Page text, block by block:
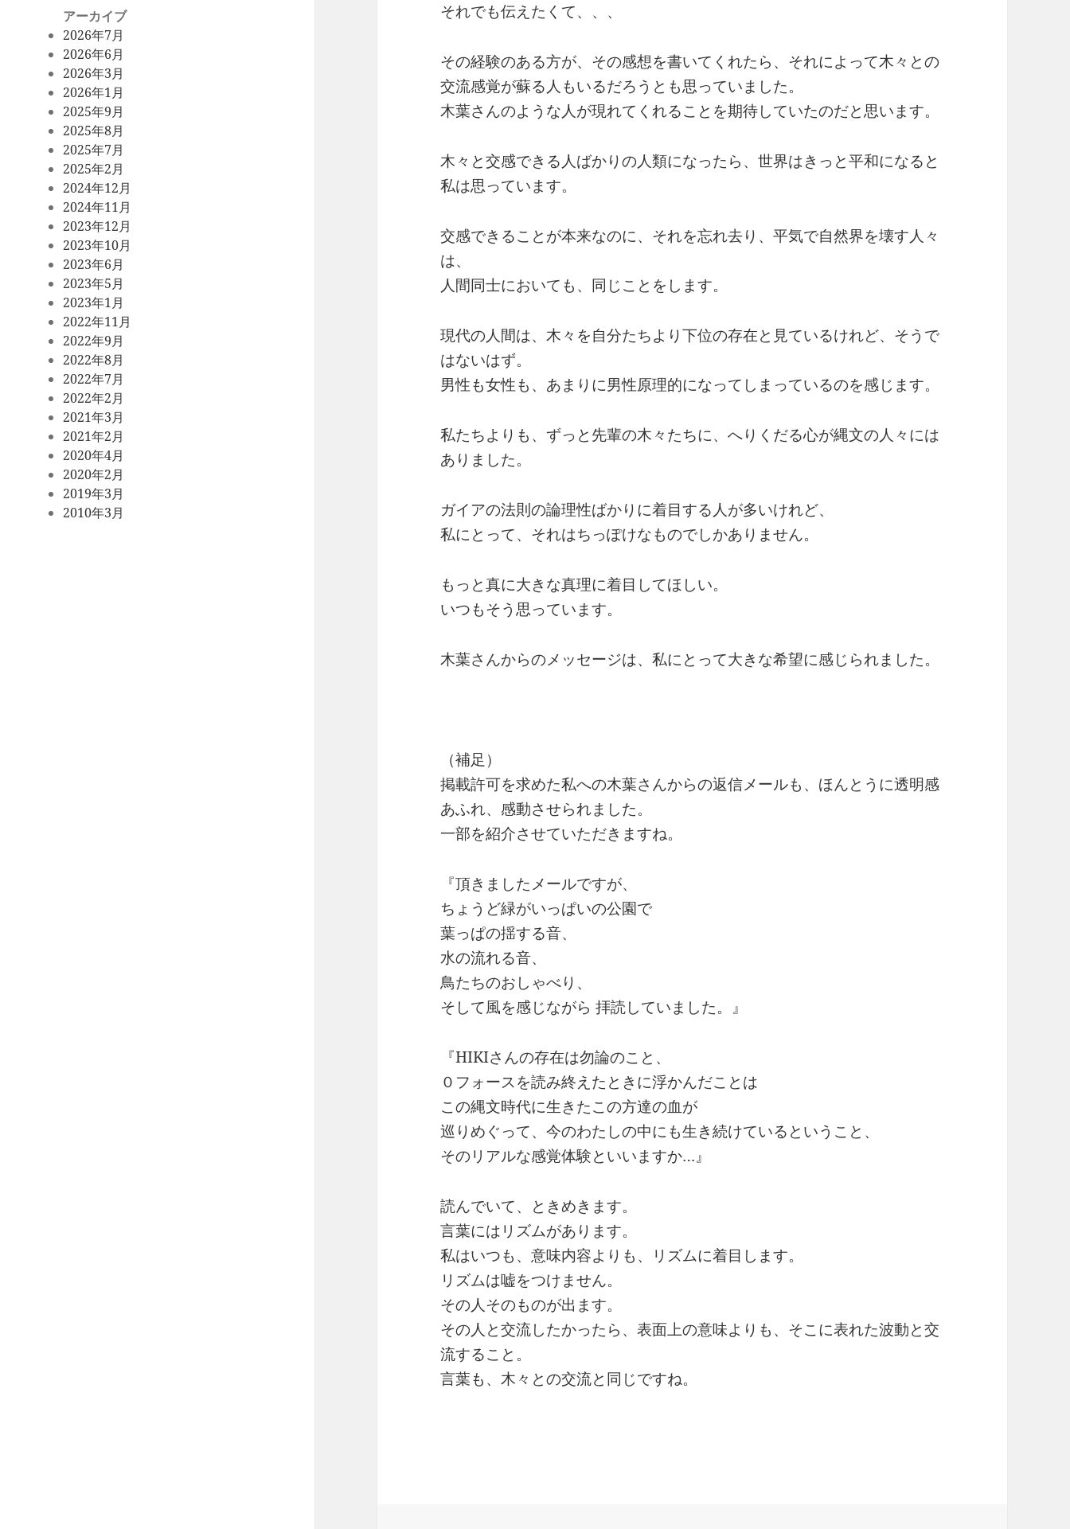
アーカイブ
2026年7月
2026年6月
2026年3月
2026年1月
2025年9月
2025年8月
2025年7月
2025年2月
2024年12月
2024年11月
2023年12月
2023年10月
2023年6月
2023年5月
2023年1月
2022年11月
2022年9月
2022年8月
2022年7月
2022年2月
2021年3月
2021年2月
2020年4月
2020年2月
2019年3月
2010年3月
それでも伝えたくて、、、
その経験のある方が、その感想を書いてくれたら、それによって木々との
交流感覚が蘇る人もいるだろうとも思っていました。
木葉さんのような人が現れてくれることを期待していたのだと思います。
木々と交感できる人ばかりの人類になったら、世界はきっと平和になると
私は思っています。
交感できることが本来なのに、それを忘れ去り、平気で自然界を壊す人々
は、
人間同士においても、同じことをします。
現代の人間は、木々を自分たちより下位の存在と見ているけれど、そうで
はないはず。
男性も女性も、あまりに男性原理的になってしまっているのを感じます。
私たちよりも、ずっと先輩の木々たちに、へりくだる心が縄文の人々には
ありました。
ガイアの法則の論理性ばかりに着目する人が多いけれど、
私にとって、それはちっぽけなものでしかありません。
もっと真に大きな真理に着目してほしい。
いつもそう思っています。
木葉さんからのメッセージは、私にとって大きな希望に感じられました。
（補足）
掲載許可を求めた私への木葉さんからの返信メールも、ほんとうに透明感
あふれ、感動させられました。
一部を紹介させていただきますね。
『頂きましたメールですが、
ちょうど緑がいっぱいの公園で
葉っぱの揺する音、
水の流れる音、
鳥たちのおしゃべり、
そして風を感じながら 拝読していました。』
『HIKIさんの存在は勿論のこと、
０フォースを読み終えたときに浮かんだことは
この縄文時代に生きたこの方達の血が
巡りめぐって、今のわたしの中にも生き続けているということ、
そのリアルな感覚体験といいますか…』
読んでいて、ときめきます。
言葉にはリズムがあります。
私はいつも、意味内容よりも、リズムに着目します。
リズムは嘘をつけません。
その人そのものが出ます。
その人と交流したかったら、表面上の意味よりも、そこに表れた波動と交
流すること。
言葉も、木々との交流と同じですね。